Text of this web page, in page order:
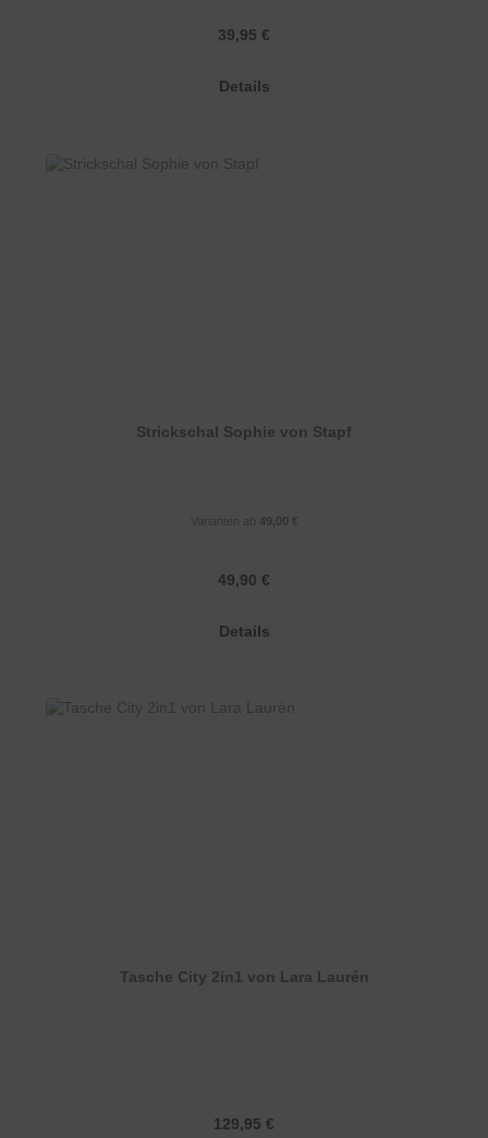
Regulärer Preis:
39,95 €
Details
Strickschal Sophie von Stapf
Varianten ab 49,00 €
Regulärer Preis:
49,90 €
Details
Tasche City 2in1 von Lara Laurén
Regulärer Preis:
129,95 €